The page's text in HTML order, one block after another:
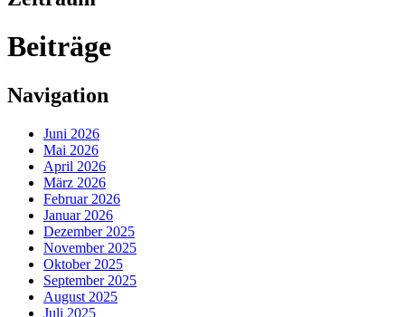
Beiträge
Navigation
Juni 2026
Mai 2026
April 2026
März 2026
Februar 2026
Januar 2026
Dezember 2025
November 2025
Oktober 2025
September 2025
August 2025
Juli 2025